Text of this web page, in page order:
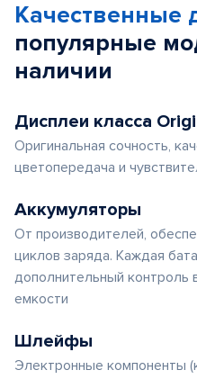
Качественные
популярные
наличии
Дисплеи класса
Оригинальная сочность,
цветопередача и
Аккумуляторы
От производителей,
циклов заряда. Каждая
дополнительный контроль
емкости
Шлейфы
Электронные компоненты